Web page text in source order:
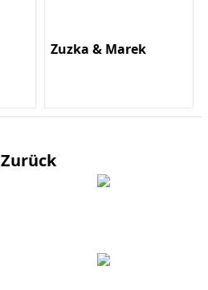
Zuzka & Marek
Zurück